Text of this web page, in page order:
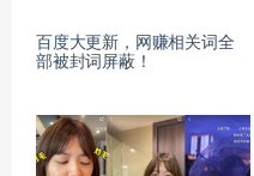
百度大更新，网赚相关词全
部被封词屏蔽！